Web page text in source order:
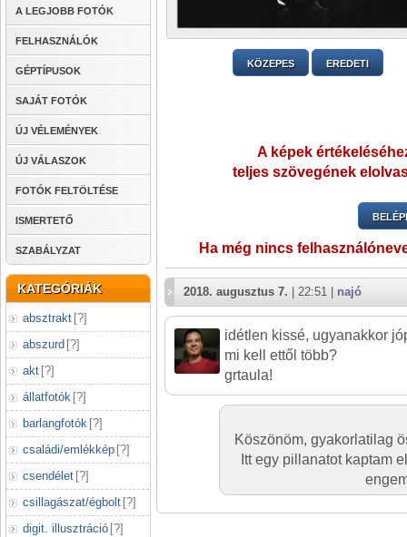
A LEGJOBB FOTÓK
FELHASZNÁLÓK
GÉPTÍPUSOK
SAJÁT FOTÓK
ÚJ VÉLEMÉNYEK
ÚJ VÁLASZOK
FOTÓK FELTÖLTÉSE
ISMERTETŐ
SZABÁLYZAT
KATEGÓRIÁK
absztrakt [?]
abszurd [?]
akt [?]
állatfotók [?]
barlangfotók [?]
családi/emlékkép [?]
csendélet [?]
csillagászat/égbolt [?]
digit. illusztráció [?]
KÖZEPES EREDETI
A képek
teljes szövegének
Ha még nincs
2018. augusztus 7. | 22:51 | najó
idétlen kissé, ugyanakkor
mi kell ettől több?
grtaula!
Köszönöm, gyakorlatilag
Itt egy pillanatot kaptam